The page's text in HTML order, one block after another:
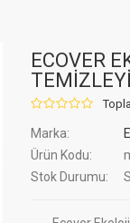
ECOVER
Marka:
Ürün Kodu:
Stok Durumu: